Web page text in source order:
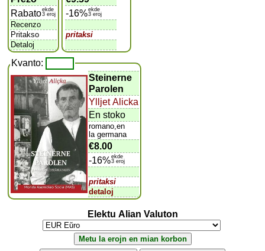
Rabatoekde
3 eroj
Recenzo
Pritakso
Detaloj
-16%ekde
3 eroj
pritaksi
Kvanto:
Steinerne
Parolen
Ylljet Alicka
En stoko
romano,en
la germana
€8.00
-16%ekde
3 eroj
pritaksi
detaloj
Elektu Alian Valuton